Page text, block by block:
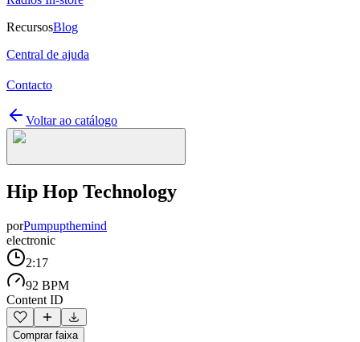
RecursosBlog
Central de ajuda
Contacto
Voltar ao catálogo
Hip Hop Technology
porPumpupthemind
electronic
2:17
92 BPM
Content ID
Comprar faixa